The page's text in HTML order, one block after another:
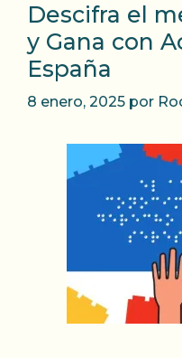
Descifra el
y Gana con
España
8 enero, 2025 por